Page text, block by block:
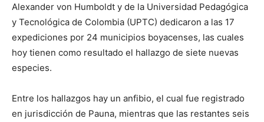
Alexander von Humboldt y de la Universidad Pedagógica
y Tecnológica de Colombia (UPTC) dedicaron a las 17
expediciones por 24 municipios boyacenses, las cuales
hoy tienen como resultado el hallazgo de siete nuevas
especies.
Entre los hallazgos hay un anfibio, el cual fue registrado
en jurisdicción de Pauna, mientras que las restantes seis